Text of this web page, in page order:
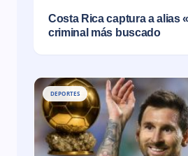
Costa Rica captura a alias
criminal más buscado
DEPORTES